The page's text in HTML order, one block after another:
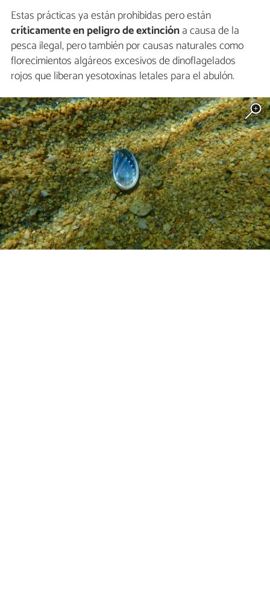
Estas prácticas ya están prohibidas pero están
críticamente en peligro de extincióna causa de la
pesca ilegal, pero también por causas naturales como
florecimientos algáreos excesivos de dinoflagelados
rojos que liberan yesotoxinas letales para el abulón.